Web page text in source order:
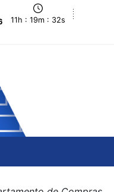
11h : 19m : 33s